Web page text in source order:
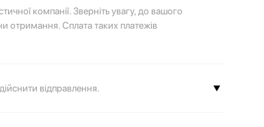
компанії. Зверніть увагу, до вашого
отримання. Сплата таких платежів
відправлення.